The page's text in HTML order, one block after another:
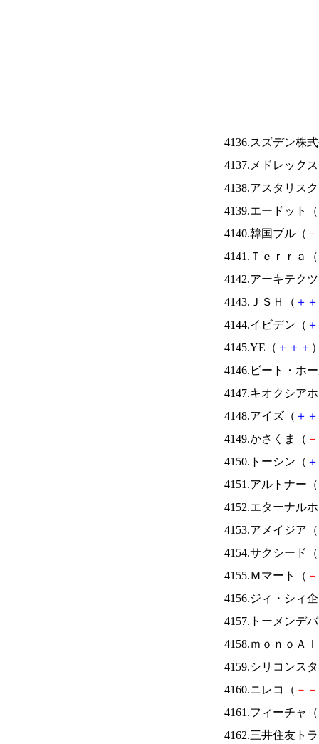
4136.スズデン株
4137.メドレック
4138.アスタリス
4139.エードット（
4140.韓国ブル（ －
4141.Ｔｅｒｒａ（
4142.アーキテク
4143.ＪＳＨ（ ＋ ＋
4144.イビデン（ ＋
4145.YE（ ＋ ＋ ＋
4146.ビート・ホ
4147.キオクシア
4148.アイズ（ ＋ ＋
4149.かさくま（ －
4150.トーシン（ ＋
4151.アルトナー（
4152.エターナル
4153.アメイジア（
4154.サクシード（
4155.Ｍマート（ －
4156.ジィ・シィ
4157.トーメンデ
4158.ｍｏｎｏＡ
4159.シリコンス
4160.ニレコ（ － －
4161.フィーチャ（
4162.三井住友ト